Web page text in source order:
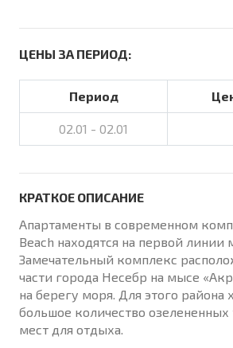
ЦЕНЫ ЗА ПЕРИОД:
Период
02.01 - 02.01
КРАТКОЕ ОПИСАНИЕ
Апартаменты в современном
Beach находятся на первой линии
Замечательный комплекс
части города Несебр на мысе
на берегу моря. Для этого района
большое количество
мест для отдыха.